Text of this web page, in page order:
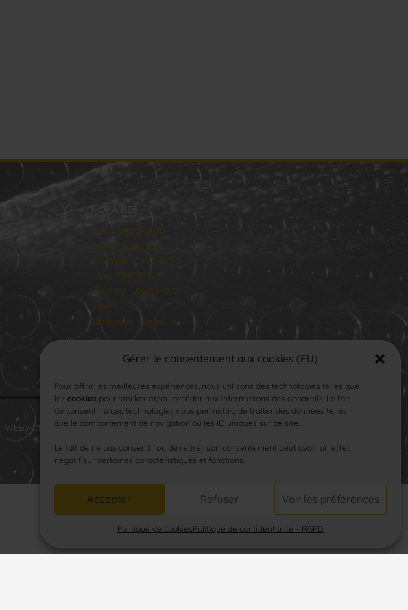
Gérer le consentement aux cookies (EU)
Pour offrir les meilleures expériences, nous utilisons des technologies telles que
les cookies pour stocker et/ou accéder aux informations des appareils. Le fait
de consentir à ces technologies nous permettra de traiter des données telles
que le comportement de navigation ou les ID uniques sur ce site.
Le fait de ne pas consentir ou de retirer son consentement peut avoir un effet
négatif sur certaines caractéristiques et fonctions.
Accepter Refuser Voir les préférences
Politique de cookiesPolitique de confidentialité – RGPD
HORAIRES
lundi : 09:00–16:00
Mardi : 09:00-16:00
Mercredi : 09:00-16:00
Jeudi : 09:00-16:00
Vendredi : 09:00-12:00
Samedi : Fermé
Dimanche : Fermé
WEB3-DESIGN.